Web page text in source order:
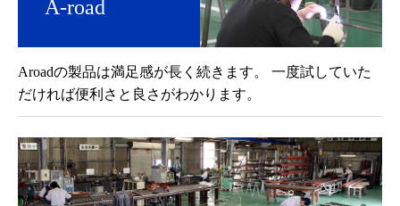
A-road
Aroadの製品は満足感が長く続きます。 一度試していた
だければ便利さと良さがわかります。